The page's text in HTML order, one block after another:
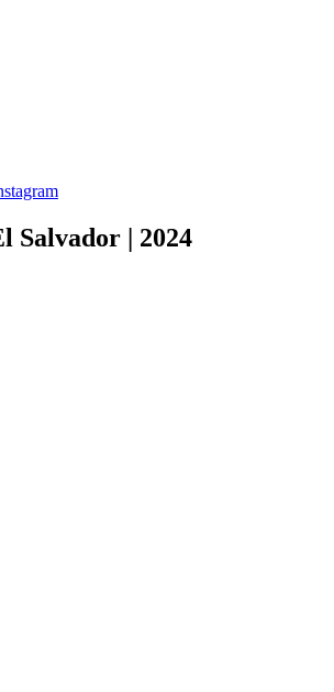
Salvador | 2024